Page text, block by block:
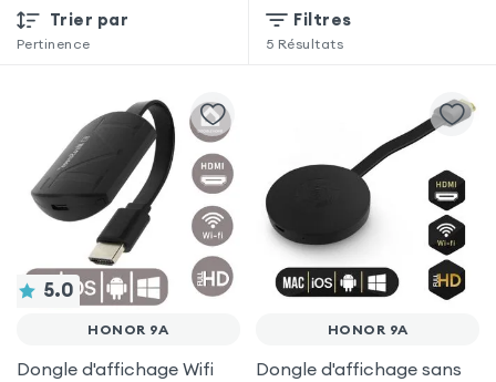
Trier par
Pertinence
Filtres
5 Résultats
5.0
HONOR 9A
Dongle d'affichage Wifi
HONOR 9A
Dongle d'affichage sans